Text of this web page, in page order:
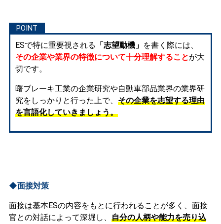
ESで特に重要視される 「志望動機」 を書く際には、
その企業や業界の特徴について十分理解することが大
切です。
曙ブレーキ工業の企業研究や自動車部品業界の業界研
究をしっかりと行った上で、 その企業を志望する理由
を言語化していきましょう。
◆面接対策
面接は基本ESの内容をもとに行われることが多く、面接
官との対話によって深堀し、 自分の人柄や能力を売り込